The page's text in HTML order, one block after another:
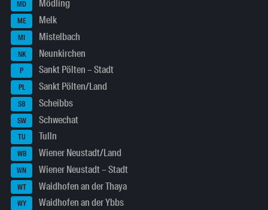
MD Mödling
ME Melk
MI Mistelbach
NK Neunkirchen
P Sankt Pölten – Stadt
PL Sankt Pölten/Land
SB Scheibbs
SW Schwechat
TU Tulln
WB Wiener Neustadt/Land
WN Wiener Neustadt – Stadt
WT Waidhofen an der Thaya
WY Waidhofen an der Ybbs